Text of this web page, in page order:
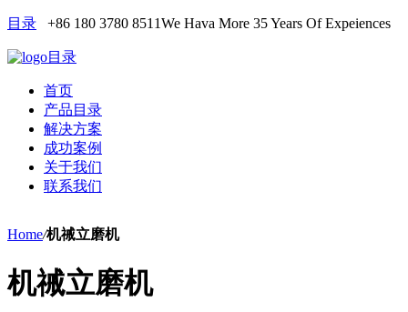
目录 +86 180 3780 8511We Hava More 35 Years Of Expeiences
目录
首页
产品目录
解决方案
成功案例
关于我们
联系我们
Home/机祴立磨机
机祴立磨机